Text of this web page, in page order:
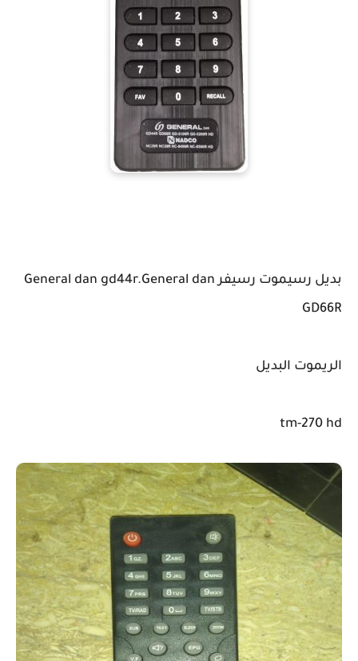
بديل رسيموت رسيفر General dan gd44r.General dan
GD66R
الريموت البديل
tm-270 hd